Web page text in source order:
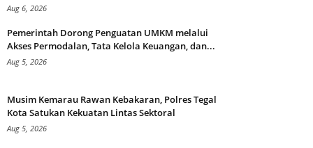
Aug 6, 2026
Pemerintah Dorong Penguatan UMKM melalui
Akses Permodalan, Tata Kelola Keuangan, dan...
Aug 5, 2026
Musim Kemarau Rawan Kebakaran, Polres Tegal
Kota Satukan Kekuatan Lintas Sektoral
Aug 5, 2026